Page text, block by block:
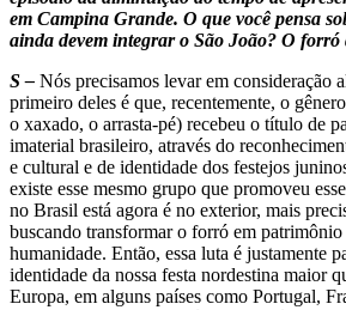
em Campina Grande. O que você pensa
ainda devem integrar o São João? O forró
S – Nós precisamos levar em consideração
primeiro deles é que, recentemente, o
o xaxado, o arrasta-pé) recebeu o título de
imaterial brasileiro, através do
e cultural e de identidade dos festejos
existe esse mesmo grupo que promoveu
no Brasil está agora é no exterior, mais
buscando transformar o forró em
humanidade. Então, essa luta é justamente
identidade da nossa festa nordestina maior
Europa, em alguns países como Portugal,